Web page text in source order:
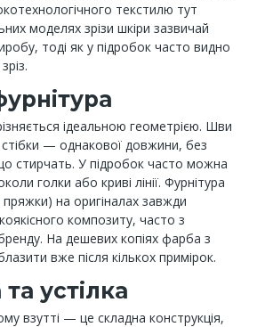
текстилю тут
моделях зрізи шкіри зазвичай
тоді як у підробок часто видно
ідеальною геометрією. Шви
— однакової довжини, без
стирчать. У підробок часто можна
голки або криві лінії. Фурнітура
на оригіналах завжди
композиту, часто з
На дешевих копіях фарба з
вже після кількох примірок.
устілка
взутті — це складна конструкція,